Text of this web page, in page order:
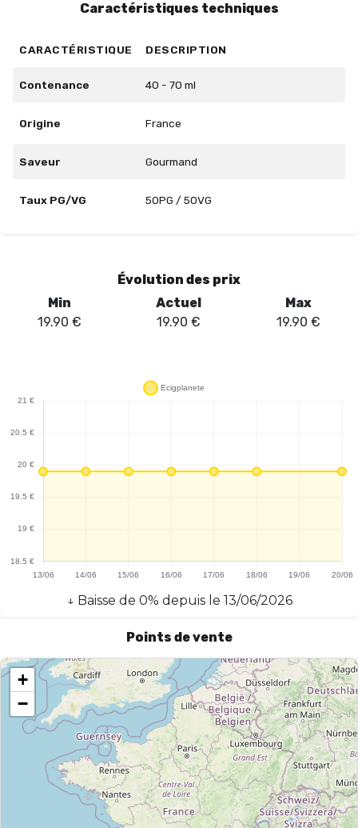
Caractéristiques techniques
CARACTÉRISTIQUE DESCRIPTION
Contenance 40 - 70 ml
Origine France
Saveur Gourmand
Taux PG/VG 50PG / 50VG
Évolution des prix
Min
19.90 €
Actuel
19.90 €
Max
19.90 €
↓ Baisse de 0% depuis le 13/06/2026
Points de vente
+
−